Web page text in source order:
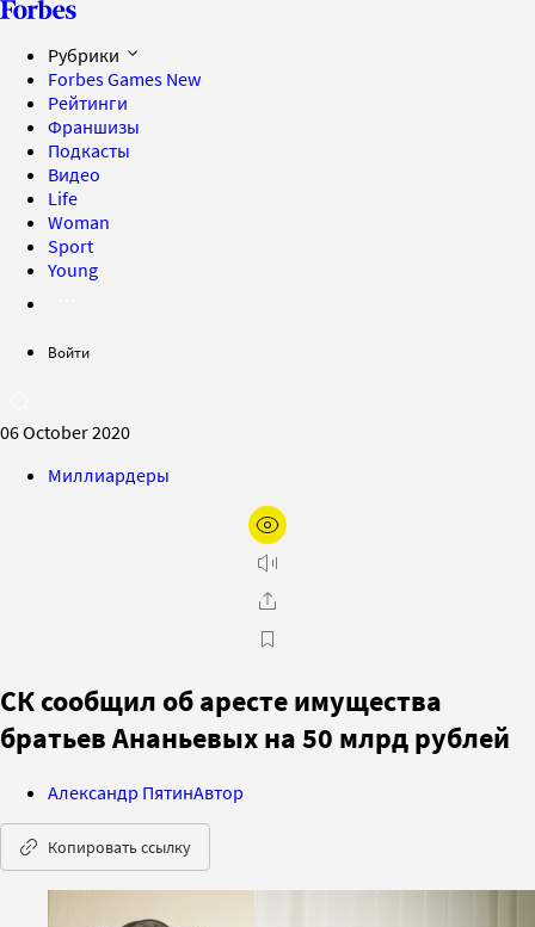
Рубрики
Forbes Games New
Рейтинги
Франшизы
Подкасты
Видео
Life
Woman
Sport
Young
Войти
06 October 2020
Миллиардеры
CК сообщил об аресте имущества
братьев Ананьевых на 50 млрд рублей
Александр ПятинАвтор
Копировать ссылку